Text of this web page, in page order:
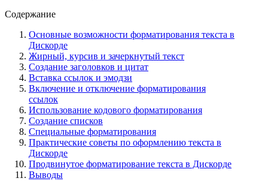
Содержание
Основные возможности форматирования текста в
Дискорде
Жирный, курсив и зачеркнутый текст
Создание заголовков и цитат
Вставка ссылок и эмодзи
Включение и отключение форматирования
ссылок
Использование кодового форматирования
Создание списков
Специальные форматирования
Практические советы по оформлению текста в
Дискорде
Продвинутое форматирование текста в Дискорде
Выводы